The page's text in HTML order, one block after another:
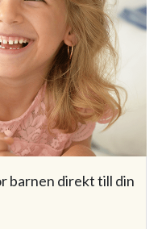
barnen direkt till din